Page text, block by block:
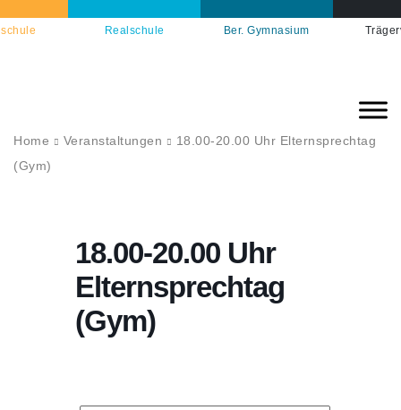
Realschule Ber. Gymnasium
Home Veranstaltungen
18.00-20.00 Uhr Elternsprechtag
(Gym)
18.00-20.00 Uhr
Elternsprechtag
(Gym)